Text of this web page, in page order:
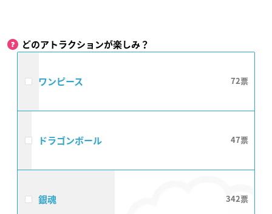
どのアトラクションが楽しみ？
ワンピース 72
ドラゴンボール 47
銀魂 342